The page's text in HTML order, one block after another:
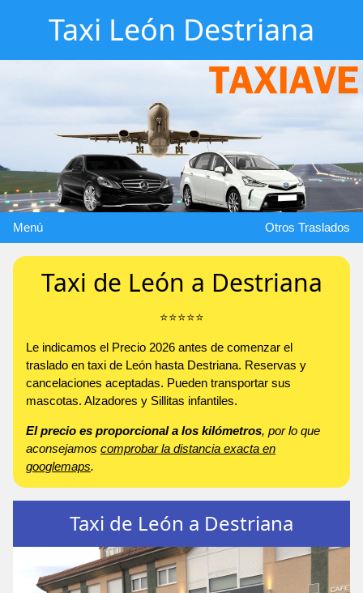
Taxi León Destriana
Menú Otros Traslados
Taxi de León a Destriana
⭐️⭐️⭐️⭐️⭐️
Le indicamos el Precio 2026 antes de comenzar el
traslado en taxi de León hasta Destriana. Reservas y
cancelaciones aceptadas. Pueden transportar sus
mascotas. Alzadores y Sillitas infantiles.
El precio es proporcional a los kilómetros, por lo que
aconsejamos comprobar la distancia exacta en
googlemaps.
Taxi de León a Destriana